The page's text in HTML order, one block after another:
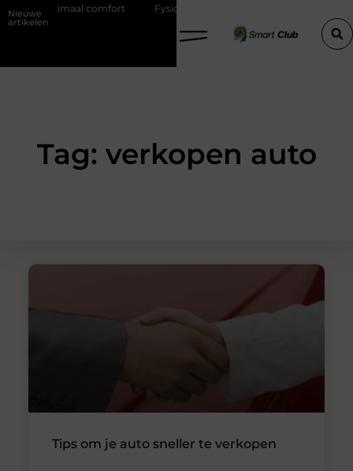
Nieuwe
artikelen
maximaal comfort Fysio Bleiswijk: professionele ondersteuning
Tag: verkopen auto
Tips om je auto sneller te verkopen